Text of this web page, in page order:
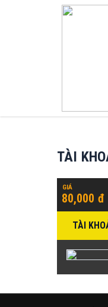
TÀI
80,000 đ
GIÁ
TÀI